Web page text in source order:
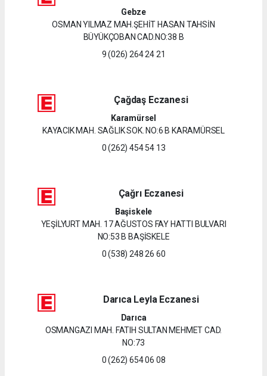
Gebze
OSMAN YILMAZ MAH.ŞEHİT HASAN TAHSİN
BÜYÜKÇOBAN CAD.NO:38 B
9 (026) 264 24 21
Çağdaş Eczanesi
Karamürsel
KAYACIK MAH. SAĞLIK SOK. NO:6 B KARAMÜRSEL
0 (262) 454 54 13
Çağrı Eczanesi
Başiskele
YEŞİLYURT MAH. 17 AĞUSTOS FAY HATTI BULVARI
NO:53 B BAŞİSKELE
0 (538) 248 26 60
Darıca Leyla Eczanesi
Darıca
OSMANGAZI MAH. FATIH SULTAN MEHMET CAD.
NO:73
0 (262) 654 06 08